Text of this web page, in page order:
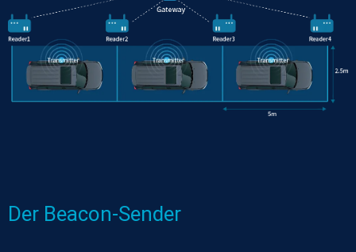
Der Beacon-Sender